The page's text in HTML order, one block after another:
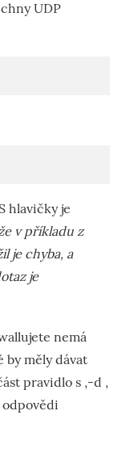
UDP
hlavičky je
v příkladu z
je chyba, a
je
nemá
by měly dávat
pravidlo s ‚-d ‚
odpovědi